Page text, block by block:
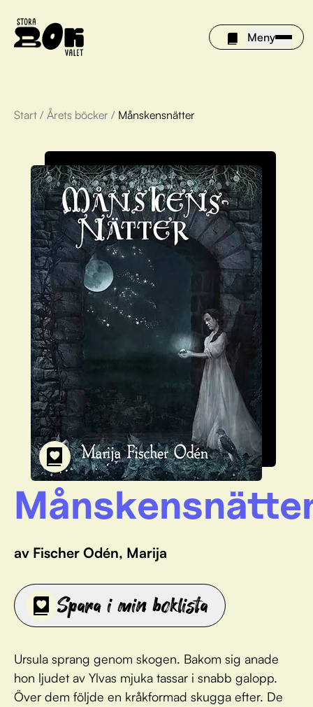
Meny
Årets böcker
Om Stora bokvalet
Olivia tipsar
Vinnare
FAQ
För bibliotek
Start / Årets böcker / Månskensnätter
av Fischer Odén, Marija
Spara i min boklista
Ursula sprang genom skogen. Bakom sig anade
hon ljudet av Ylvas mjuka tassar i snabb galopp.
Över dem följde en kråkformad skugga efter. De